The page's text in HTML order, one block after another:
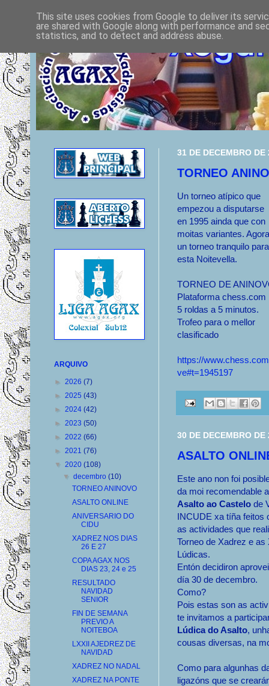
31 DE DECEMBRO DE
TORNEO
Un torneo atípico que
empezou a disputarse
en 1995 ainda que con
moitas variantes. Agora
un torneo tranquilo para
esta Noitevella.
TORNEO DE
Plataforma chess.com
5 roldas a 5 minutos.
Trofeo para o mellor
clasificado
https://
ve#t=1945197
30 DE DECEMBRO DE
ASALTO
Este ano non foi
da moi recomendable
Asalto ao Castelo de
INCUDE xa tíña feitos
as actividades que
Torneo de Xadrez e as
Lúdicas.
Entón decidiron
día 30 de decembro.
Como?
Pois estas son as
te invitamos a
Lúdica do Asalto,
cousas diversas, na
Como para algunhas
ligazóns que se
ARQUIVO
► 2026 (7)
► 2025 (43)
► 2024 (42)
► 2023 (50)
► 2022 (66)
► 2021 (76)
▼ 2020 (108)
▼decembro(10)
TORNEO ANINOVO
ASALTO ONLINE
ANIVERSARIO DO
CIDU
XADREZ NOS DIAS
26 E 27
COPA AGAX NOS
DIAS 23, 24 e 25
RESULTADO
NAVIDAD
SENIOR
FIN DE SEMANA
PREVIO A
NOITEBOA
LXXII AJEDREZ DE
NAVIDAD
XADREZ NO NADAL
XADREZ NA PONTE
This site uses cookies from Google to deliver its
are shared with Google along with performance and
statistics, and to detect and address abuse.